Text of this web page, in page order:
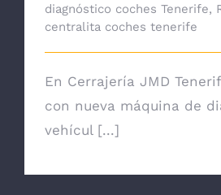
diagnóstico coches Tenerife,
centralita coches tenerife
En Cerrajería JMD
con nueva máquina de
vehícul [...]